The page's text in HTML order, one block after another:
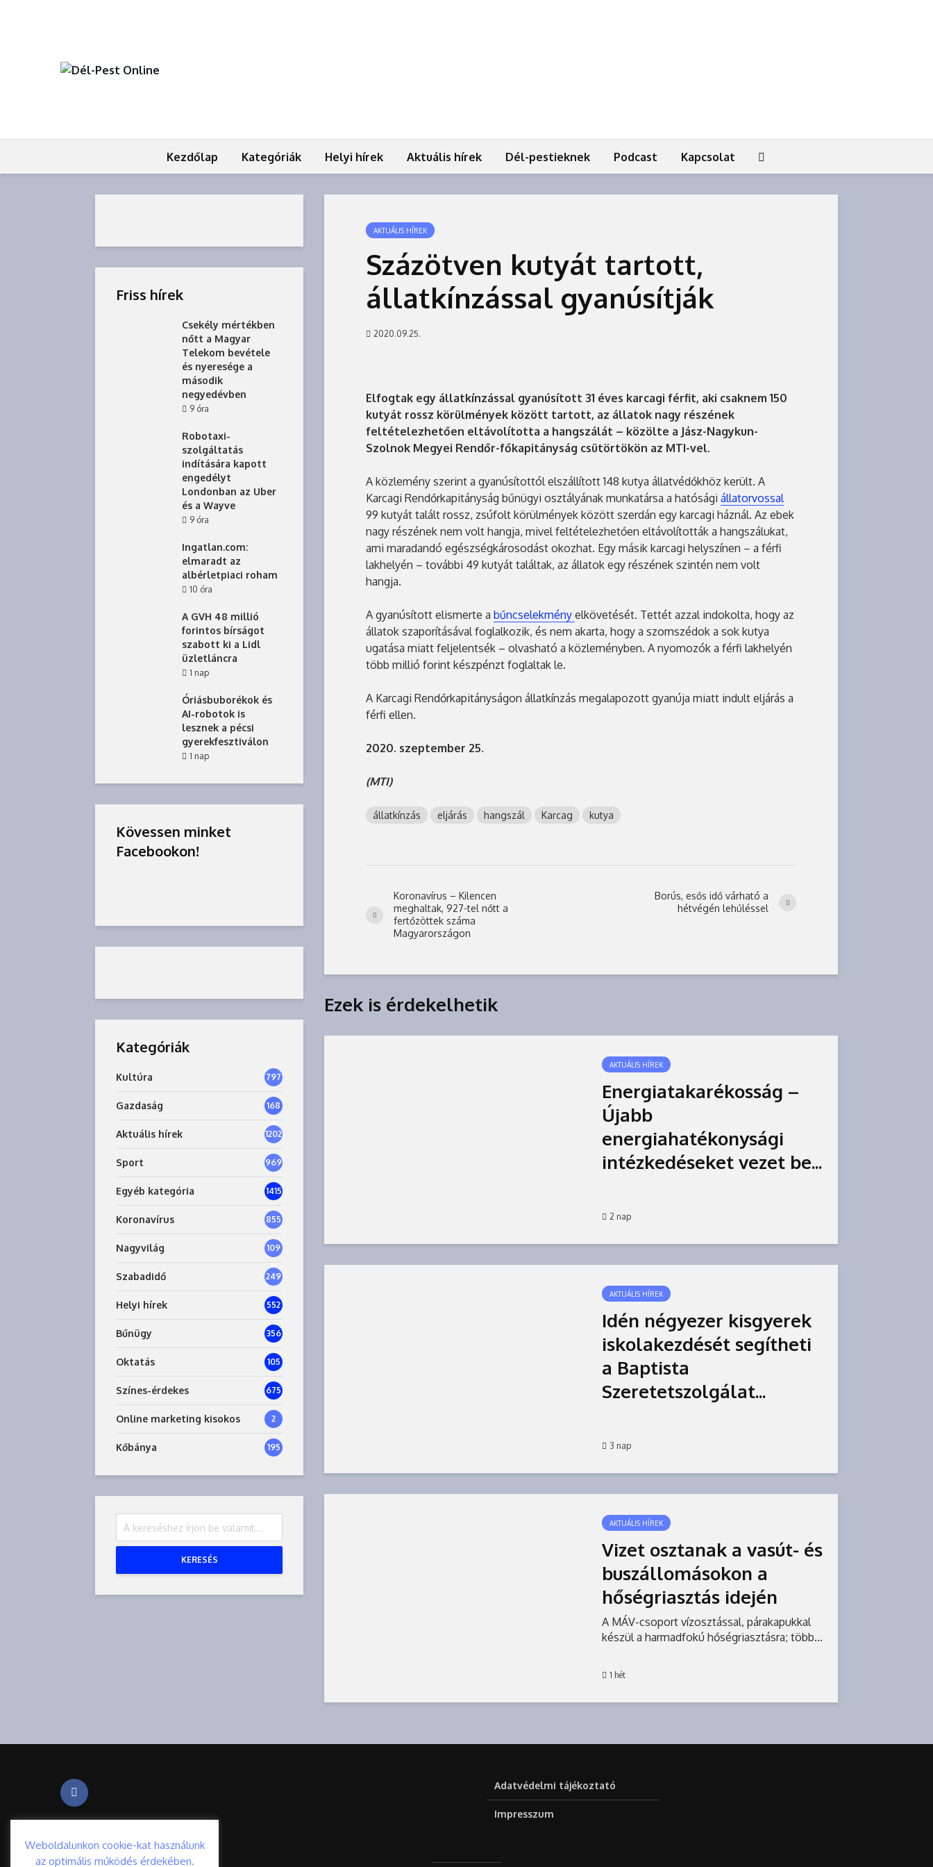
Kezdőlap Kategóriák Helyi hírek Aktuális hírek Dél-pestieknek Podcast Kapcsolat
AKTUÁLIS HÍREK
Százötven kutyát tartott,
állatkínzással gyanúsítják
2020.09.25.
Elfogtak egy állatkínzással gyanúsított 31 éves karcagi férfit, aki csaknem 150
kutyát rossz körülmények között tartott, az állatok nagy részének
feltételezhetően eltávolította a hangszálát – közölte a Jász-Nagykun-
Szolnok Megyei Rendőr-főkapitányság csütörtökön az MTI-vel.
A közlemény szerint a gyanúsítottól elszállított 148 kutya állatvédőkhöz került. A
Karcagi Rendőrkapitányság bűnügyi osztályának munkatársa a hatósági állatorvossal
99 kutyát talált rossz, zsúfolt körülmények között szerdán egy karcagi háznál. Az ebek
nagy részének nem volt hangja, mivel feltételezhetően eltávolították a hangszálukat,
ami maradandó egészségkárosodást okozhat. Egy másik karcagi helyszínen – a férfi
lakhelyén – további 49 kutyát találtak, az állatok egy részének szintén nem volt
hangja.
A gyanúsított elismerte a bűncselekmény elkövetését. Tettét azzal indokolta, hogy az
állatok szaporításával foglalkozik, és nem akarta, hogy a szomszédok a sok kutya
ugatása miatt feljelentsék – olvasható a közleményben. A nyomozók a férfi lakhelyén
több millió forint készpénzt foglaltak le.
A Karcagi Rendőrkapitányságon állatkínzás megalapozott gyanúja miatt indult eljárás a
férfi ellen.
2020. szeptember 25.
(MTI)
állatkínzás eljárás hangszál Karcag kutya
Koronavírus – Kilencen
meghaltak, 927-tel nőtt a
fertőzöttek száma
Magyarországon
Borús, esős idő várható a
hétvégén lehűléssel
Ezek is érdekelhetik
AKTUÁLIS HÍREK
Energiatakarékosság –
Újabb
energiahatékonysági
intézkedéseket vezet be...
2 nap
AKTUÁLIS HÍREK
Idén négyezer kisgyerek
iskolakezdését segítheti
a Baptista
Szeretetszolgálat...
3 nap
AKTUÁLIS HÍREK
Vizet osztanak a vasút- és
buszállomásokon a
hőségriasztás idején
A MÁV-csoport vízosztással, párakapukkal
készül a harmadfokú hőségriasztásra; több...
1 hét
Friss hírek
Csekély mértékben
nőtt a Magyar
Telekom bevétele
és nyeresége a
második
negyedévben
9 óra
Robotaxi-
szolgáltatás
indítására kapott
engedélyt
Londonban az Uber
és a Wayve
9 óra
Ingatlan.com:
elmaradt az
albérletpiaci roham
10 óra
A GVH 48 millió
forintos bírságot
szabott ki a Lidl
üzletláncra
1 nap
Óriásbuborékok és
AI-robotok is
lesznek a pécsi
gyerekfesztiválon
1 nap
Kövessen minket
Facebookon!
Kategóriák
Kultúra 797
Gazdaság
168
6
Aktuális hírek 1202
Sport 969
Egyéb kategória 1415
Koronavírus 855
Nagyvilág
109
8
Szabadidő 249
Helyi hírek 552
Bűnügy 356
Oktatás 105
Színes-érdekes 675
Online marketing kisokos 2
Kőbánya 195
KERESÉS
Adatvédelmi tájékoztató
Impresszum
Weboldalunkon cookie-kat használunk
az optimális működés érdekében.